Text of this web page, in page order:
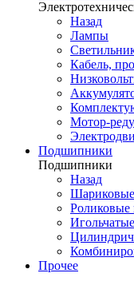
Назад
Лампы
Кабель,
Мотор-
Подшипники
Подшипники
Назад
Прочее